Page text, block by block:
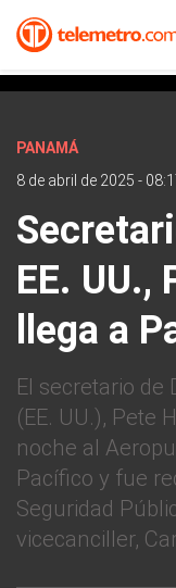
PANAMÁ
8 de abril de 2025 -
EE. UU.,
llega a
El secretario de
(EE. UU.), Pete
noche al
Pacífico y fue
Seguridad
vicecanciller,